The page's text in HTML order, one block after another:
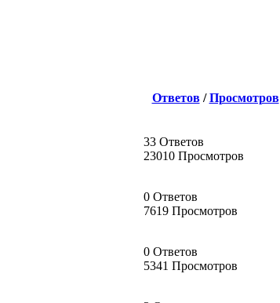
Ответов/Просмотров
33 Ответов
23010 Просмотров
0 Ответов
7619 Просмотров
0 Ответов
5341 Просмотров